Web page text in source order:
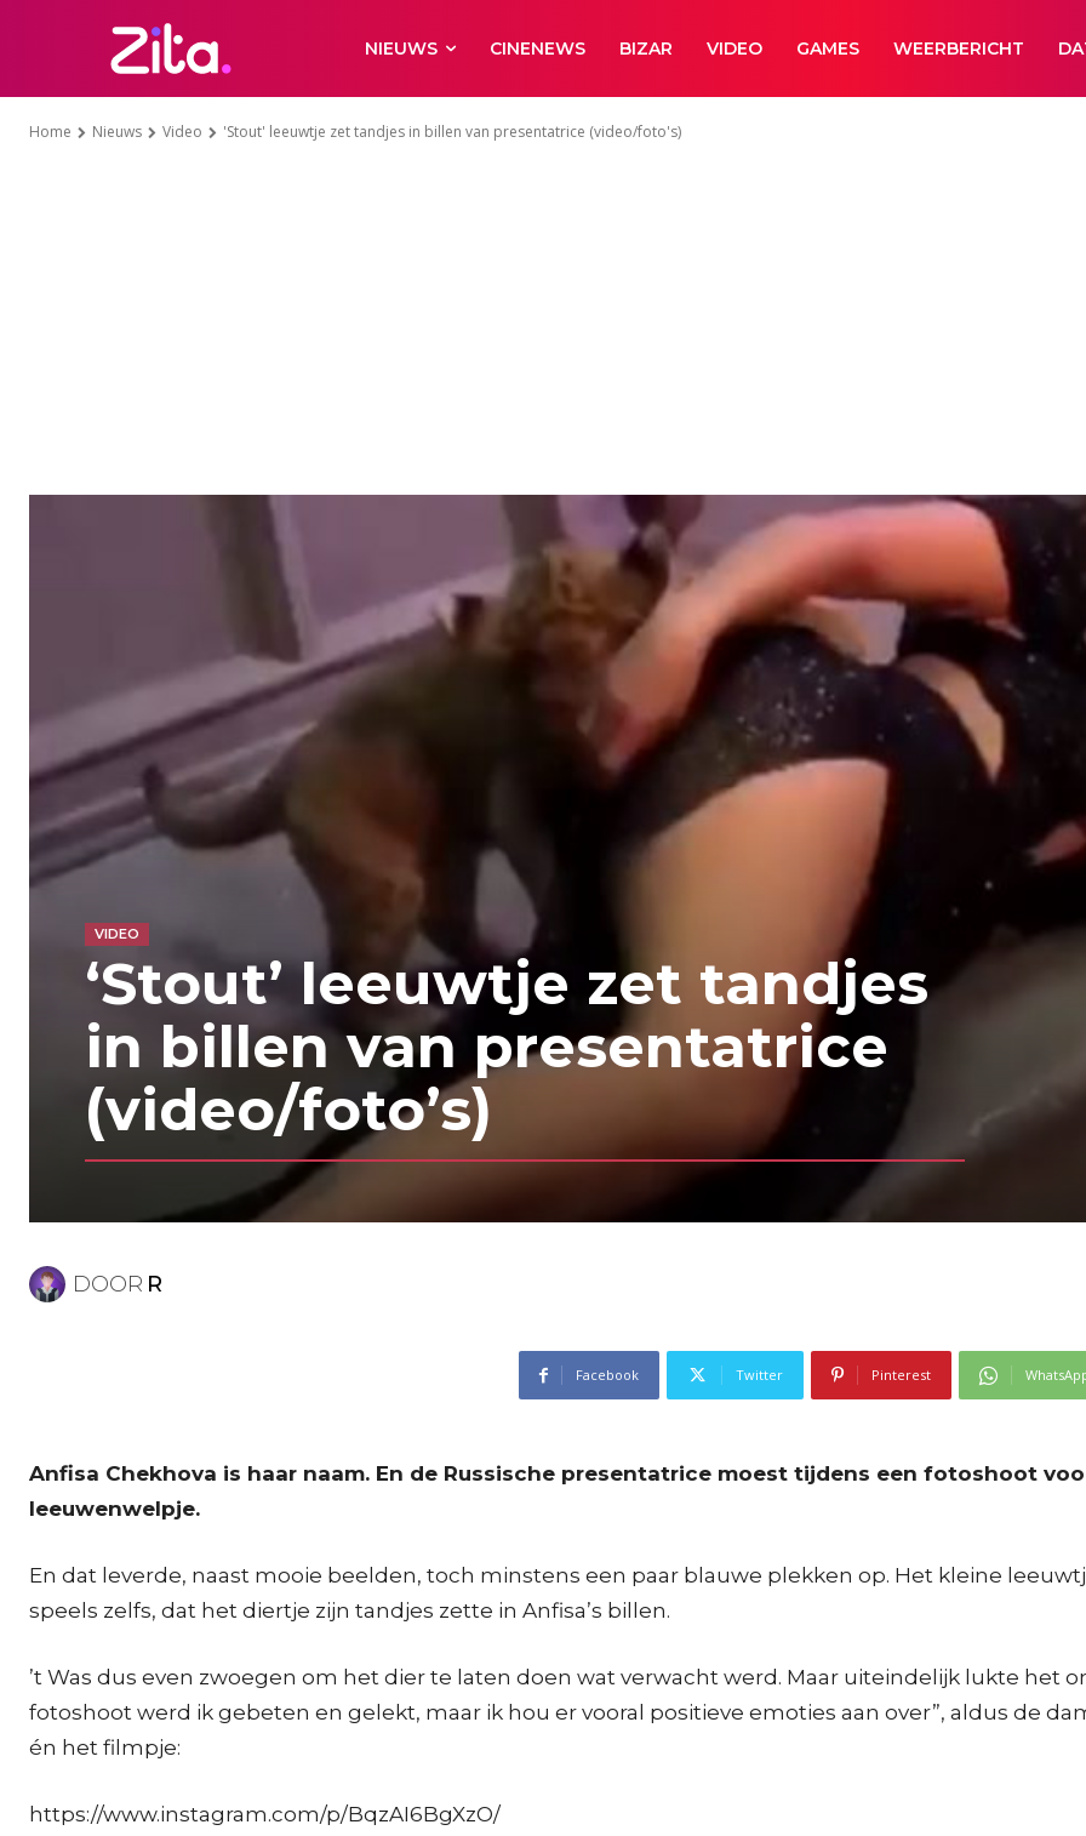
NIEUWS CINENEWS BIZAR VIDEO GAMES WEERBERICHT
Home Nieuws Video 'Stout' leeuwtje zet tandjes in billen van presentatrice (video/foto's)
VIDEO
‘Stout’ leeuwtje zet tandjes
in billen van presentatrice
(video/foto’s)
DOOR R
Facebook Twitter Pinterest
Anfisa Chekhova is haar naam. En de Russische presentatrice moest tijdens een fotoshoot
leeuwenwelpje.
En dat leverde, naast mooie beelden, toch minstens een paar blauwe plekken op. Het kleine
speels zelfs, dat het diertje zijn tandjes zette in Anfisa’s billen.
’t Was dus even zwoegen om het dier te laten doen wat verwacht werd. Maar uiteindelijk lukte het
fotoshoot werd ik gebeten en gelekt, maar ik hou er vooral positieve emoties aan over”, aldus de
én het filmpje:
https://www.instagram.com/p/BqzAI6BgXzO/